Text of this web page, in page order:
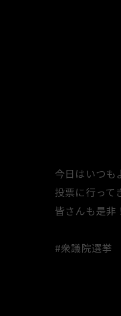
今日はいつも
投票に行って
皆さんも是非！
#衆議院選挙